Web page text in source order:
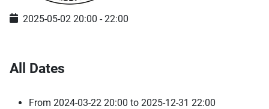
2025-05-02 20:00 -22:00
All Dates
From 2024-03-22 20:00 to 2025-12-31 22:00